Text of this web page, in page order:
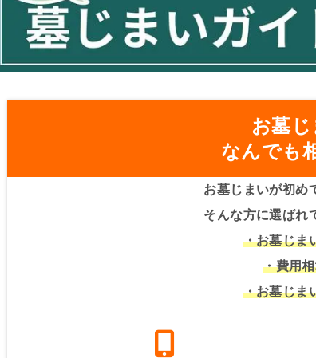
お墓
なんでも
お墓じまいが初め
そんな方に選ばれ
・お墓じま
・費用
・お墓じま